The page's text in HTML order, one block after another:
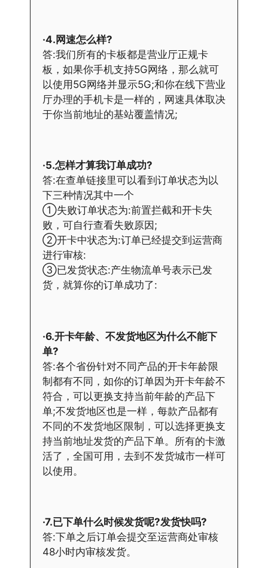
·4.网速怎么样?
答:我们所有的卡板都是营业厅正规卡
板，如果你手机支持5G网络，那么就可
以使用5G网络并显示5G;和你在线下营业
厅办理的手机卡是一样的，网速具体取决
于你当前地址的基站覆盖情况;
·5.怎样才算我订单成功?
答:在查单链接里可以看到订单状态为以
下三种情况其中一个
①失败订单状态为:前置拦截和开卡失
败，可自行查看失败原因;
②开卡中状态为:订单已经提交到运营商
进行审核:
③已发货状态:产生物流单号表示已发
货，就算你的订单成功了:
·6.开卡年龄、不发货地区为什么不能下
单?
答:各个省份针对不同产品的开卡年龄限
制都有不同，如你的订单因为开卡年龄不
符合，可以更换支持当前年龄的产品下
单;不发货地区也是一样，每款产品都有
不同的不发货地区限制，可以选择更换支
持当前地址发货的产品下单。所有的卡激
活了，全国可用，去到不发货城市一样可
以使用。
·7.已下单什么时候发货呢?发货快吗?
答:下单之后订单会提交至运营商处审核
48小时内审核发货。